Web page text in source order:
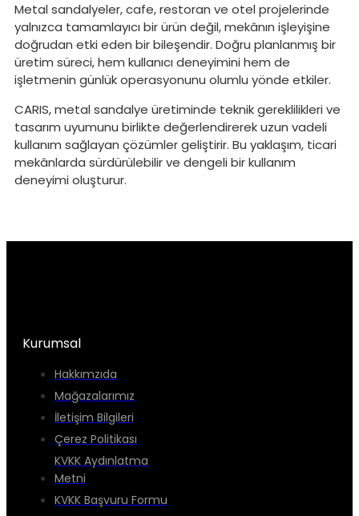
Metal sandalyeler, cafe, restoran ve otel projelerinde
yalnızca tamamlayıcı bir ürün değil, mekânın işleyişine
doğrudan etki eden bir bileşendir. Doğru planlanmış bir
üretim süreci, hem kullanıcı deneyimini hem de
işletmenin günlük operasyonunu olumlu yönde etkiler.
CARIS, metal sandalye üretiminde teknik gereklilikleri ve
tasarım uyumunu birlikte değerlendirerek uzun vadeli
kullanım sağlayan çözümler geliştirir. Bu yaklaşım, ticari
mekânlarda sürdürülebilir ve dengeli bir kullanım
deneyimi oluşturur.
Kurumsal
Hakkımzıda
Mağazalarımız
İletişim Bilgileri
Çerez Politikası
KVKK Aydınlatma
Metni
KVKK Başvuru Formu